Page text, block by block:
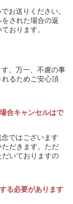
お送りください。
された場合の返
おります。
。万一、不慮の事
るためご安心頂
合キャンセルはで
ではございます
だきます。ただ
いておりますの
る必要があります